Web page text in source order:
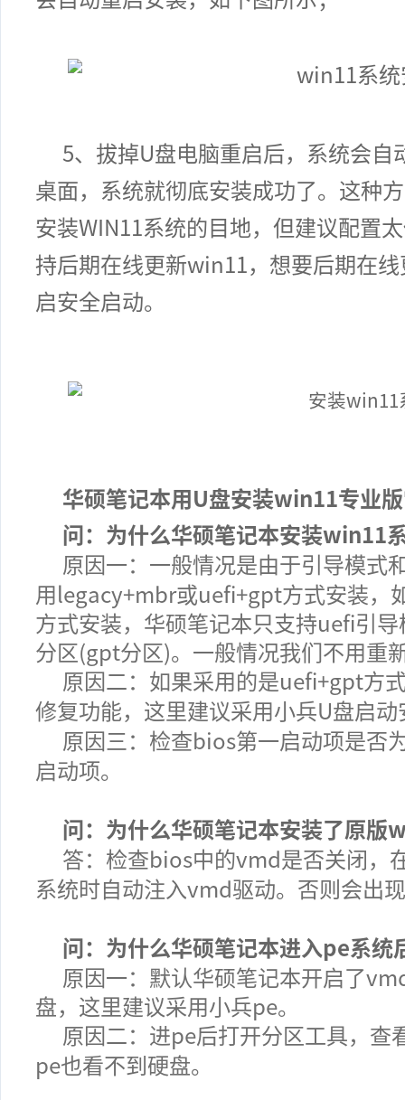
5、拔掉U盘电脑重启后，系统会
桌面，系统就彻底安装成功了。这种
安装WIN11系统的目地，但建议配置
持后期在线更新win11，想要后期在
启安全启动。
华硕笔记本用U盘安装win11专业
问：为什么华硕笔记本安装win11
原因一： 一般情况是由于引导模式
用legacy+mbr或uefi+gpt方式安装，
方式安装，华硕笔记本只支持uefi引
分区(gpt分区)。一般情况我们不用重
原因二：如果采用的是uefi+gpt方
修复功能，这里建议采用小兵U盘启
原因三：检查bios第一启动项是否
启动项。
问：为什么华硕笔记本安装了原版
答：检查bios中的vmd是否关闭，
系统时自动注入vmd驱动。否则会出
问：为什么华硕笔记本进入pe系统
原因一：默认华硕笔记本开启了
盘，这里建议采用小兵pe。
原因二：进pe后打开分区工具，
pe也看不到硬盘。